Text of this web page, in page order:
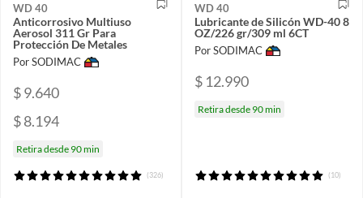
WD 40
Anticorrosivo Multiuso
Aerosol 311 Gr Para
Protección De Metales
Por SODIMAC
$ 9.640
$ 8.194
Retira desde 90 min
(326)
WD 40
Lubricante de Silicón WD-40 8
OZ/226 gr/309 ml 6CT
Por SODIMAC
$ 12.990
Retira desde 90 min
(10)